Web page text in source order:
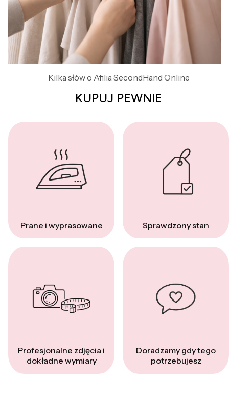
Kilka słów o Afilia SecondHand Online
KUPUJ PEWNIE
Prane i wyprasowane Sprawdzony stan
Profesjonalne zdjęcia i
dokładne wymiary
Doradzamy gdy tego
potrzebujesz